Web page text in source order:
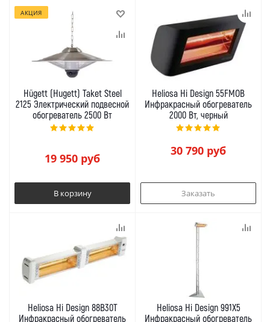
АКЦИЯ
Hügett (Hugett) Taket Steel
2125 Электрический подвесной
обогреватель 2500 Вт
19 950 руб
В корзину
Heliosa Hi Design 55FMOB
Инфракрасный обогреватель
2000 Вт, черный
30 790 руб
Заказать
Heliosa Hi Design 88В30T
Инфракрасный обогреватель
Heliosa Hi Design 991X5
Инфракрасный обогреватель